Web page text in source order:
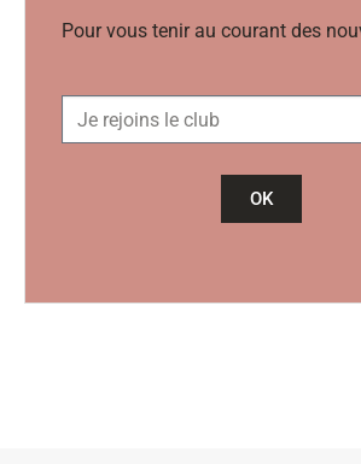
Pour vous tenir au courant des
OK